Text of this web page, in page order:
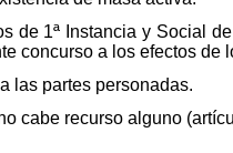
de 1ª Instancia y Social
concurso a los efectos de
las partes personadas.
cabe recurso alguno